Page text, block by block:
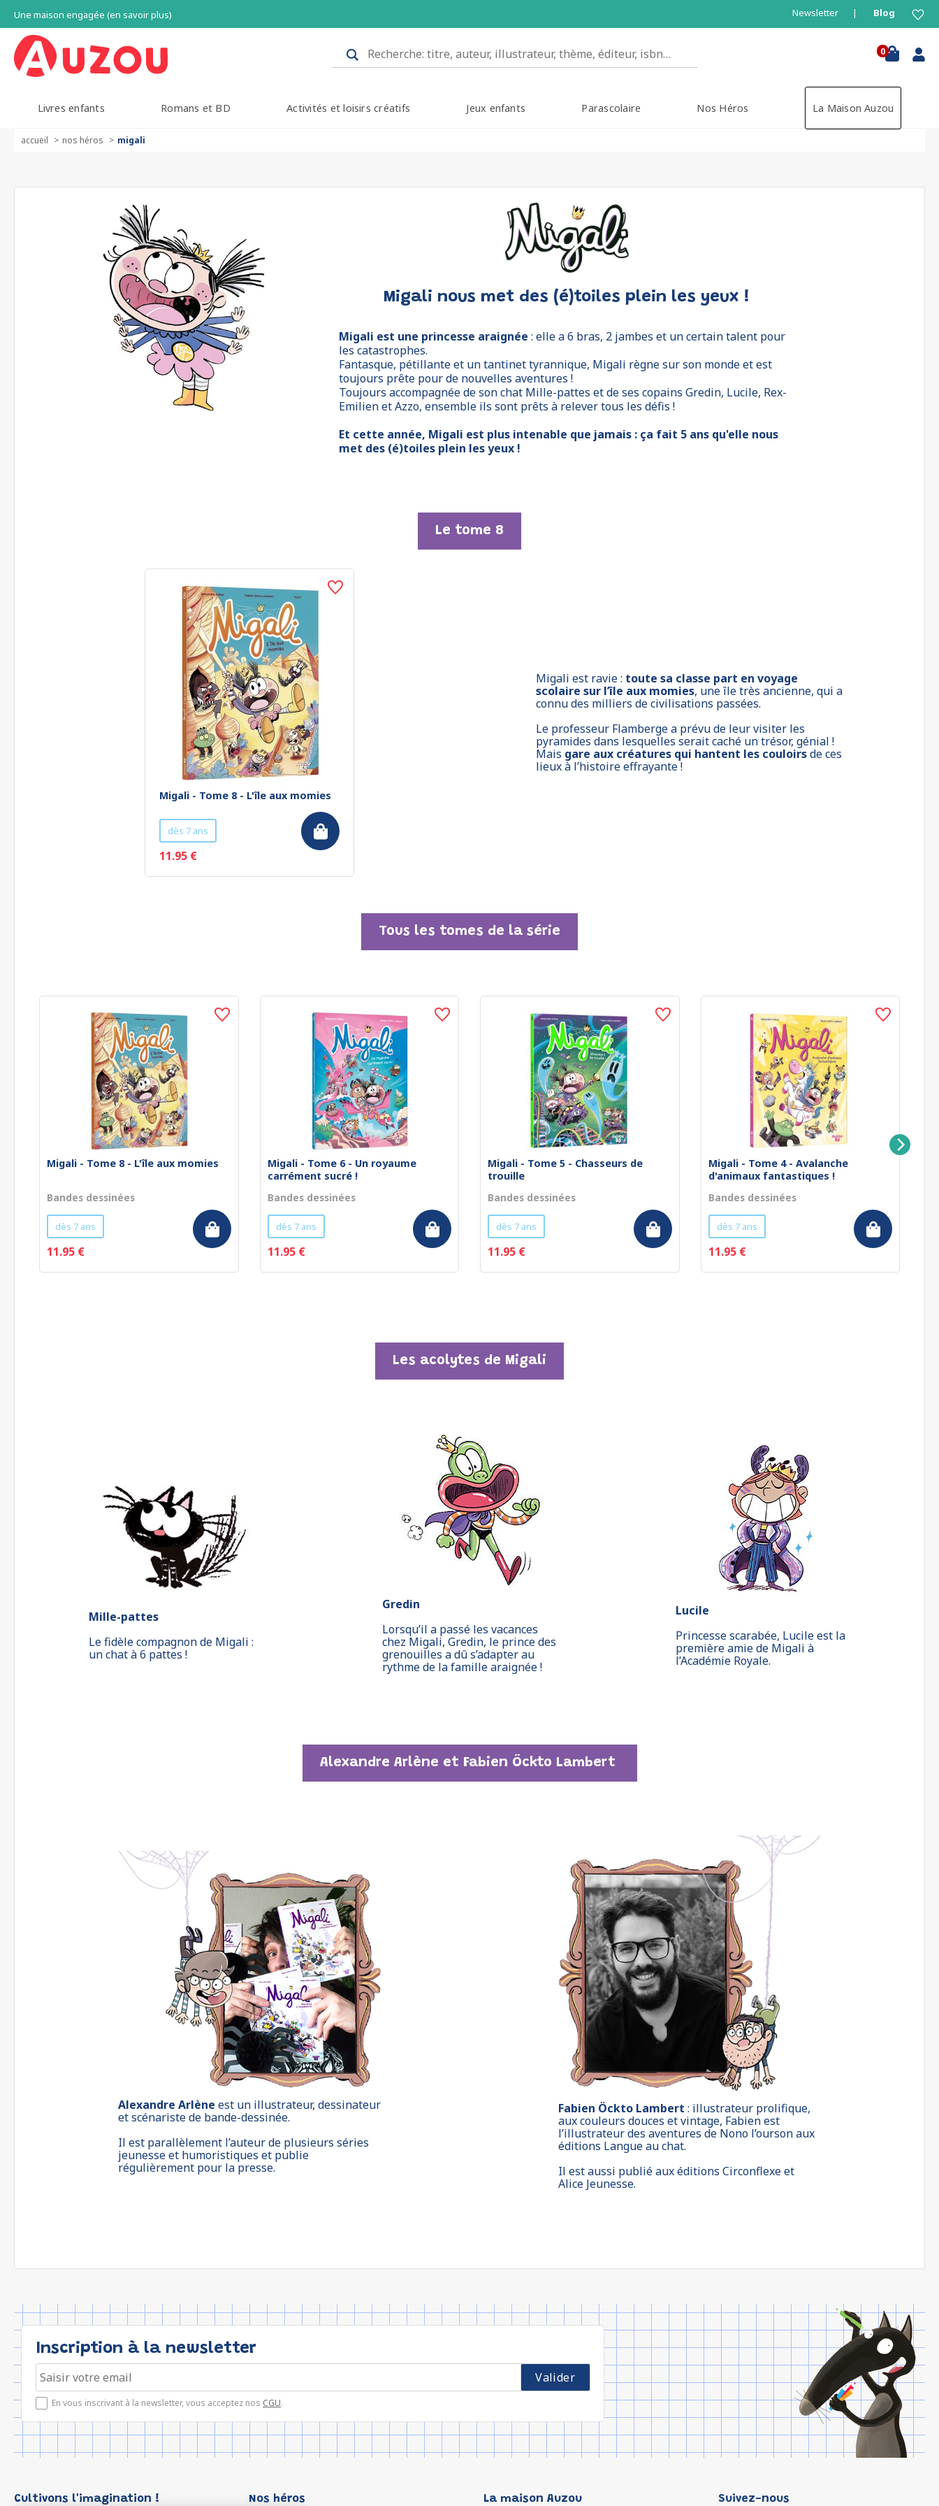
Une maison engagée (en savoir plus) Newsletter Blog
0
Livres enfants Romans et BD Activités et loisirs créatifs Jeux enfants Parascolaire Nos Héros La Maison Auzou
accueil nos héros migali
Migali nous met des (é)toiles plein les yeux !
Migali est une princesse araignée : elle a 6 bras, 2 jambes et un certain talent pour
les catastrophes.
Fantasque, pétillante et un tantinet tyrannique, Migali règne sur son monde et est
toujours prête pour de nouvelles aventures !
Toujours accompagnée de son chat Mille-pattes et de ses copains Gredin, Lucile, Rex-
Emilien et Azzo, ensemble ils sont prêts à relever tous les défis !
Et cette année, Migali est plus intenable que jamais : ça fait 5 ans qu'elle nous
met des (é)toiles plein les yeux !
Le tome 8
Migali - Tome 8 - L'île aux momies
dès 7 ans
11.95 €
Migali est ravie : toute sa classe part en voyage
scolaire sur l’île aux momies, une île très ancienne, qui a
connu des milliers de civilisations passées.
Le professeur Flamberge a prévu de leur visiter les
pyramides dans lesquelles serait caché un trésor, génial !
Mais gare aux créatures qui hantent les couloirsde ces
lieux à l’histoire effrayante !
Tous les tomes de la série
Migali - Tome 8 - L'île aux momies
Bandes dessinées
dès 7 ans
11.95 €
Migali - Tome 6 - Un royaume
carrément sucré !
Bandes dessinées
dès 7 ans
11.95 €
Migali - Tome 5 - Chasseurs de
trouille
Bandes dessinées
dès 7 ans
11.95 €
Migali - Tome 4 - Avalanche
d'animaux fantastiques !
Bandes dessinées
dès 7 ans
11.95 €
Les acolytes de Migali
Mille-pattes
Le fidèle compagnon de Migali :
un chat à 6 pattes !
Gredin
Lorsqu’il a passé les vacances
chez Migali, Gredin, le prince des
grenouilles a dû s’adapter au
rythme de la famille araignée !
Lucile
Princesse scarabée, Lucile est la
première amie de Migali à
l’Académie Royale.
Alexandre Arlène et Fabien Öckto Lambert
Alexandre Arlène est un illustrateur, dessinateur
et scénariste de bande-dessinée.
Il est parallèlement l’auteur de plusieurs séries
jeunesse et humoristiques et publie
régulièrement pour la presse.
Fabien Öckto Lambert : illustrateur prolifique,
aux couleurs douces et vintage, Fabien est
l’illustrateur des aventures de Nono l’ourson aux
éditions Langue au chat.
Il est aussi publié aux éditions Circonflexe et
Alice Jeunesse.
Inscription à la newsletter
En vous inscrivant à la newsletter, vous acceptez nos CGU.
Cultivons l'imagination ! Nos héros La maison Auzou Suivez-nous